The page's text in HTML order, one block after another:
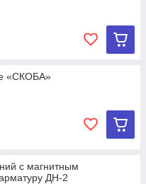
«СКОБА»
с магнитным
ДН-2